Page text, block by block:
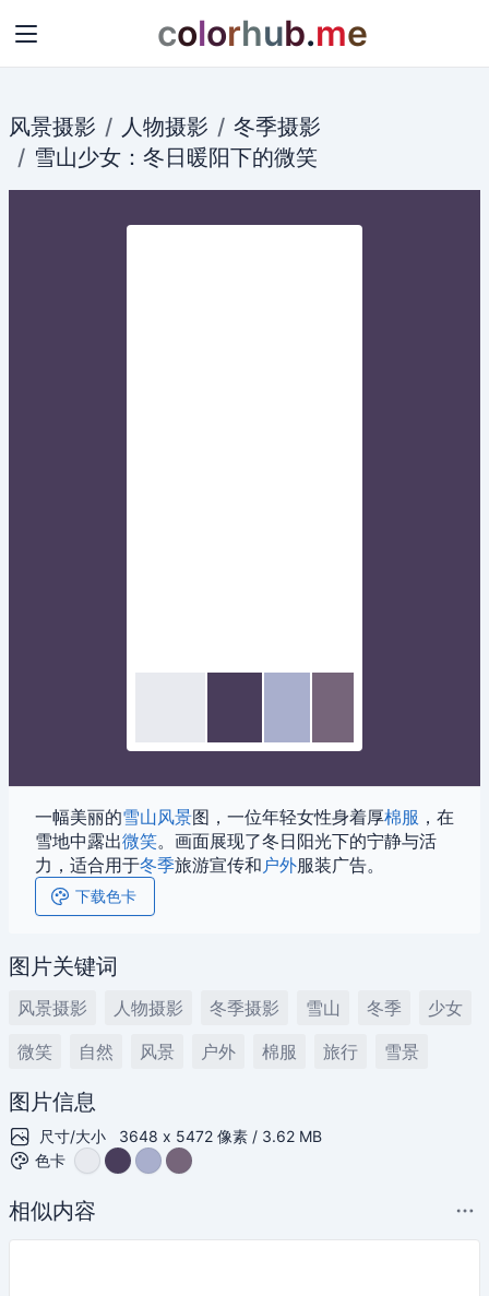
colorhub.me
风景摄影 人物摄影
冬季摄影
雪山少女 ：冬日暖阳下的微笑
一幅美丽的雪山风景图，一位年轻女性身着厚棉服 ，在
雪地中露出微笑。画面展现了冬日阳光下的宁静与活
力，适合用于冬季旅游宣传和 户外服装广告。
下载色卡
图片关键词
风景摄影 人物摄影 冬季摄影 雪山 冬季
少女
微笑
自然 风景 户外 棉服 旅行 雪景
图片信息
尺寸/大小
3648 x 5472 像素 / 3.62 MB
色卡
相似内容